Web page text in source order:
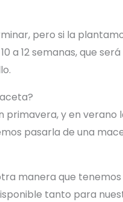
pero si la
a 12 semanas, que
primavera, y en
pasarla de una
manera que
tanto para